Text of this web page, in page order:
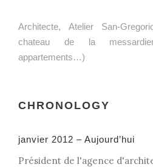
Architecte, Atelier San-
chateau de la
appartements…)
CHRONOLOGY
janvier 2012 – Aujourd’hui
Président de l'agence